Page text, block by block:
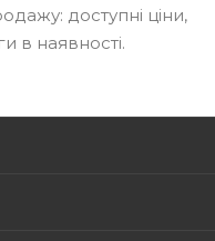
доступні ціни,
в наявності.